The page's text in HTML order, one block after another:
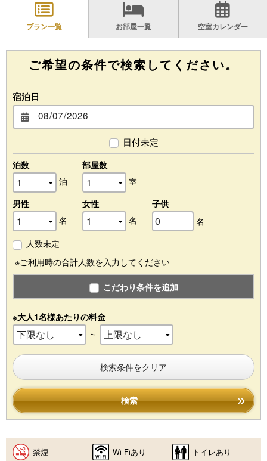
プラン一覧 お部屋一覧 空室カレンダー
ご希望の条件で検索してください。
宿泊日
日付未定
泊数
泊
部屋数
室
男性
名
女性
名
子供
名
人数未定
※ご利用時の合計人数を入力してください
こだわり条件を追加
※大人1名様あたりの料金
～
検索条件をクリア
検索
禁煙 Wi-Fiあり トイレあり